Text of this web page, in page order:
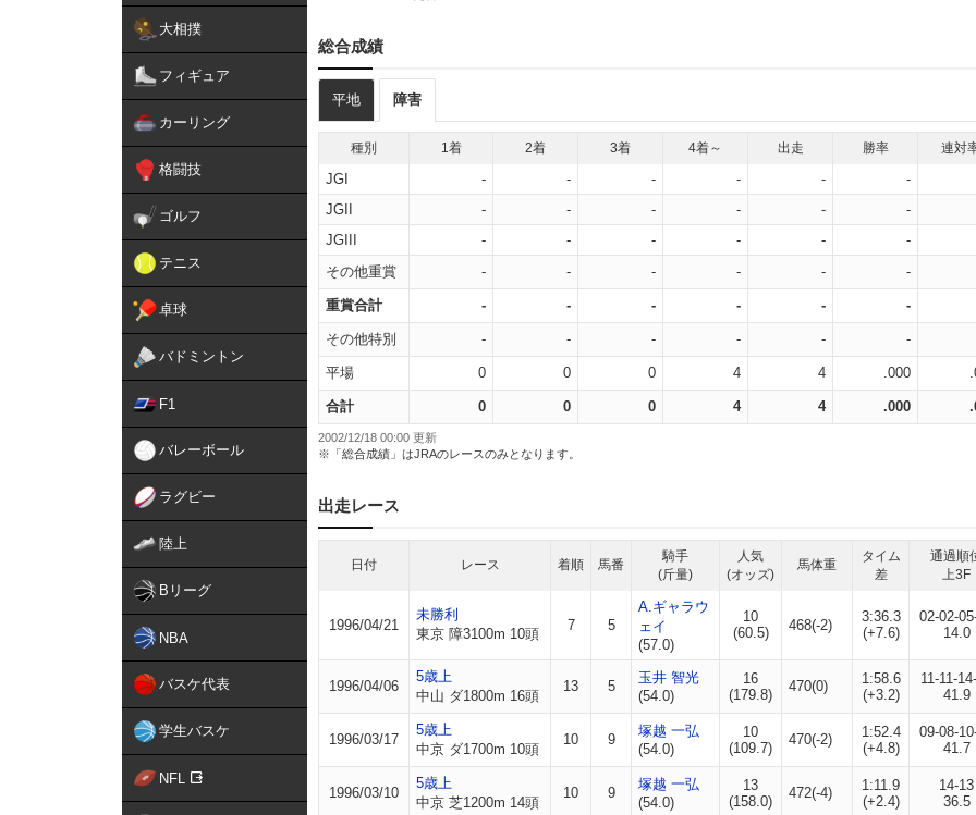
大相撲
フィギュア
カーリング
格闘技
ゴルフ
テニス
卓球
バドミントン
F1
バレーボール
ラグビー
陸上
Bリーグ
NBA
バスケ代表
学生バスケ
NFL
総合成績
平地 障害
種別 1着 2着 3着 4着～ 出走 勝率 連対
JGI - - - - - -
JGII
- - - - - -
JGIII
- - - - - -
その他重賞
- - - - - -
重賞合計 - - - - - -
その他特別 - - - - - -
平場 0 0 0 4 4 .000
合計 0 0 0 4 4 .000
2002/12/18 00:00 更新
※「総合成績」はJRAのレースのみとなります。
出走レース
日付 レース 着順 馬番
騎手
(斤量)
人気
(オッズ)
馬体重
タイム
差
通過順
上3F
1996/04/21
未勝利
東京 障3100m 10頭
7 5
A.ギャラウ
ェイ
(57.0)
10
(60.5)
468(-2)
3:36.3
(+7.6)
02-02-
14.0
1996/04/06
5歳上
中山 ダ1800m 16頭
13 5
玉井 智光
(54.0)
16
(179.8)
470(0)
1:58.6
(+3.2)
11-11-
41.9
1996/03/17
5歳上
中京 ダ1700m 10頭
10 9
塚越 一弘
(54.0)
10
(109.7)
470(-2)
1:52.4
(+4.8)
09-08-
41.7
1996/03/10
5歳上
中京 芝1200m 14頭
10 9
塚越 一弘
(54.0)
13
(158.0)
472(-4)
1:11.9
(+2.4)
14-13
36.5